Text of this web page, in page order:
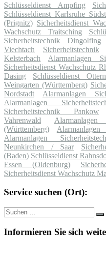
Schlüsseldienst Ampfing
Schlüsseldienst Karlsruhe
(Prignitz) Sicherheitsdienst
Wachschutz Traitsching
Sicherheitstechnik Dingolfing
Viechtach
Sicherheitstechnik
Kelsterbach
Alarmanlagen
Sicherheitsdienst Wachschutz
Dasing
Schlüsseldienst
Weingarten (Württemberg)
Nordstadt
Alarmanlagen
Alarmanlagen
Sicherheitstechnik Pankow
Vahrenwald
(Württemberg)
Alarmanlagen
Alarmanlagen
Neunkirchen / Saar
(Baden) Schlüsseldienst
Essen (Oldenburg)
Sicherheitsdienst Wachschutz
Service suchen (Ort):
Suche
nach:
Informieren Sie sich